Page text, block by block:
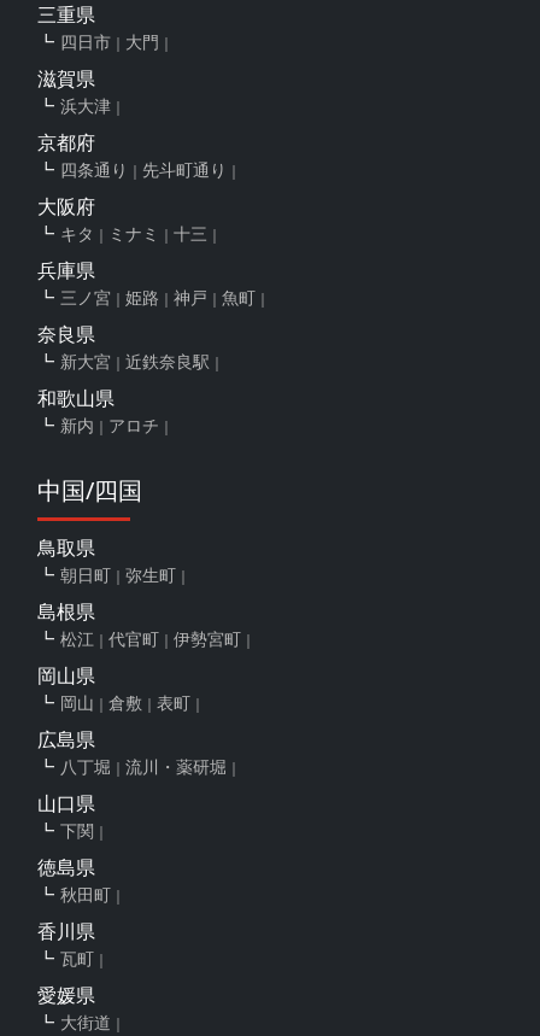
三重県
四日市 大門
滋賀県
浜大津
京都府
四条通り 先斗町通り
大阪府
キタ ミナミ 十三
兵庫県
三ノ宮 姫路 神戸 魚町
奈良県
新大宮 近鉄奈良駅
和歌山県
新内 アロチ
中国/四国
鳥取県
朝日町 弥生町
島根県
松江 代官町 伊勢宮町
岡山県
岡山 倉敷 表町
広島県
八丁堀 流川・薬研堀
山口県
下関
徳島県
秋田町
香川県
瓦町
愛媛県
大街道